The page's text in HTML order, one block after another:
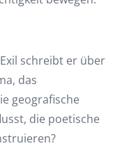
schreibt er über
das
geografische
die poetische